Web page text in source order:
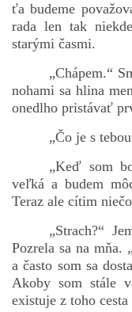
ťa budeme
rada len tak
starými časmi.
„Chápem.“
nohami sa hlina
onedlho pristávať
„Čo je s
„Keď som
veľká a budem
Teraz ale cítim
„Strach?“
Pozrela sa na mňa.
a často som sa
Akoby som stále
existuje z toho